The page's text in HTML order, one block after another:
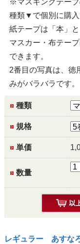
※マスキングテー
種類▼で個別に購入
紙テープは「本」
マスカー・布テー
できます。
2番目の写真は、徳
みがバラバラです。
種類
規格
単価
数量
レギュラー あすな